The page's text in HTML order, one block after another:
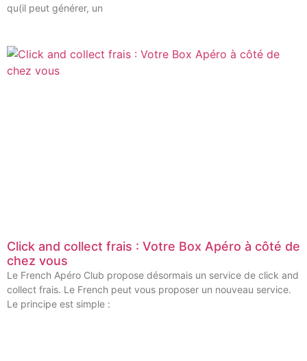
qu(il peut générer, un
Click and collect frais : Votre Box Apéro à côté de
chez vous
Le French Apéro Club propose désormais un service de click and
collect frais. Le French peut vous proposer un nouveau service.
Le principe est simple :